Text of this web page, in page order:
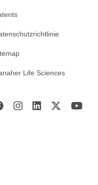
Life Sciences